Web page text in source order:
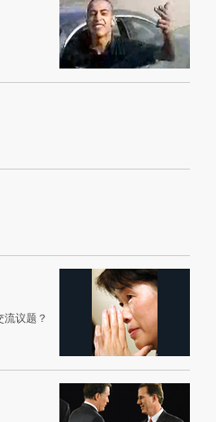
议题？